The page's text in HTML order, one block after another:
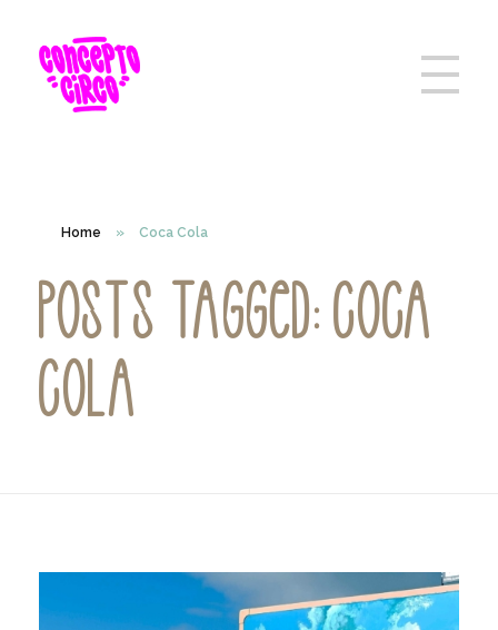
Home » Coca Cola
Posts tagged: Coca
Cola